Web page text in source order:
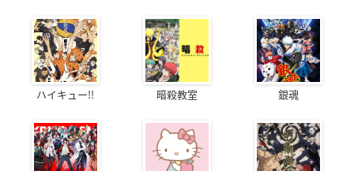
ハイキュー!! 暗殺教室 銀魂